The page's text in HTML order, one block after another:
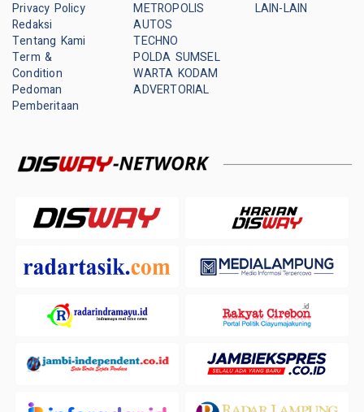
Privacy Policy
Redaksi
Tentang Kami
Term &
Condition
Pedoman
Pemberitaan
METROPOLIS
AUTOS
TECHNO
POLDA SUMSEL
WARTA KODAM
ADVERTORIAL
LAIN-LAIN